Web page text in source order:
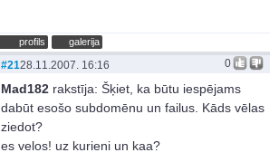
profils galerija
0
#2128.11.2007. 16:16
Mad182 rakstīja: Šķiet, ka būtu iespējams
dabūt esošo subdomēnu un failus. Kāds vēlas
ziedot?
es velos! uz kurieni un kaa?